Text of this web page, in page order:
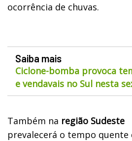
ocorrência de chuvas.
Saiba mais
Ciclone-bomba provoca
e vendavais no Sul nesta
Também na região Sudeste
prevalecerá o tempo quente